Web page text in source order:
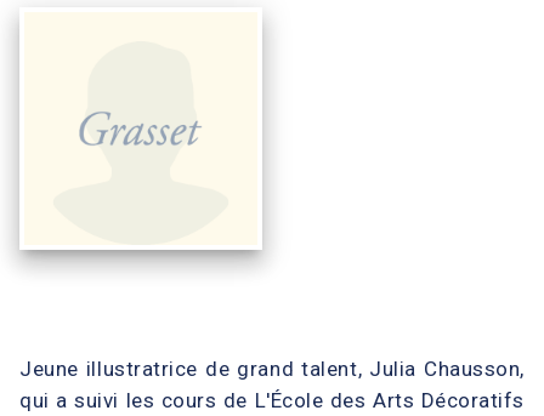
Jeune illustratrice de grand talent, Julia Chausson,
qui a suivi les cours de L'École des Arts Décoratifs